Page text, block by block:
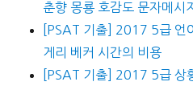
춘향 몽룡 호감도 문자메시지
[PSAT 기출] 2017 5급 언
게리 베커 시간의 비용
[PSAT 기출] 2017 5급 상